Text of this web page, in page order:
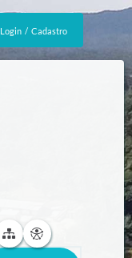
Login / Cadastro